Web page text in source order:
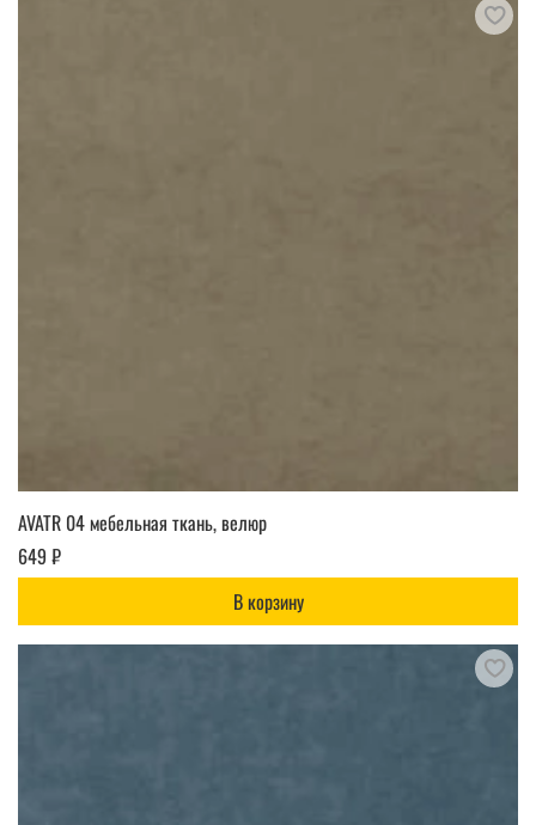
AVATR 04 мебельная ткань, велюр
649 ₽
В корзину